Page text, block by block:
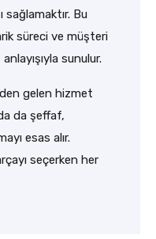
sağlamaktır. Bu
süreci ve müşteri
sunulur.
gelen hizmet
da şeffaf,
esas alır.
seçerken her